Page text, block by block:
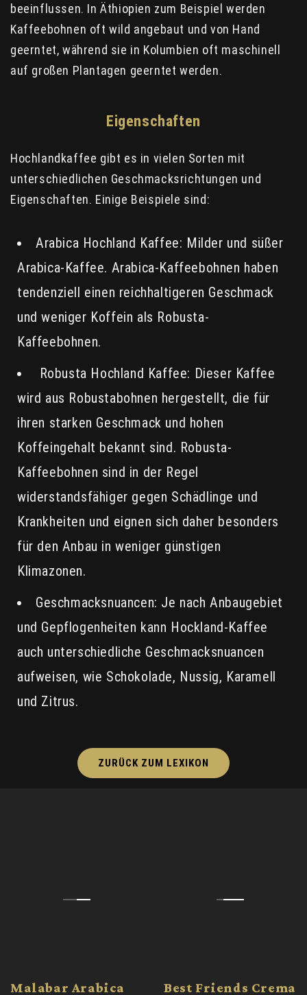
beeinflussen. In Äthiopien zum Beispiel werden
Kaffeebohnen oft wild angebaut und von Hand
geerntet, während sie in Kolumbien oft maschinell
auf großen Plantagen geerntet werden.
Eigenschaften
Hochlandkaffee gibt es in vielen Sorten mit
unterschiedlichen Geschmacksrichtungen und
Eigenschaften. Einige Beispiele sind:
Arabica Hochland Kaffee: Milder und süßer
Arabica-Kaffee. Arabica-Kaffeebohnen haben
tendenziell einen reichhaltigeren Geschmack
und weniger Koffein als Robusta-
Kaffeebohnen.
Robusta Hochland Kaffee: Dieser Kaffee
wird aus Robustabohnen hergestellt, die für
ihren starken Geschmack und hohen
Koffeingehalt bekannt sind. Robusta-
Kaffeebohnen sind in der Regel
widerstandsfähiger gegen Schädlinge und
Krankheiten und eignen sich daher besonders
für den Anbau in weniger günstigen
Klimazonen.
Geschmacksnuancen: Je nach Anbaugebiet
und Gepflogenheiten kann Hockland-Kaffee
auch unterschiedliche Geschmacksnuancen
aufweisen, wie Schokolade, Nussig, Karamell
und Zitrus.
ZURÜCK ZUM LEXIKON
Malabar Arabica
Best Friends Crema